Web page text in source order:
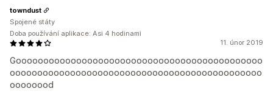
11. únor 2019
Gooooooooooooooooooooooooooooooooooooooooooooo
oooooooooooooooooooooooooooooooooooooooooooooo
oooooood
towndust
Spojené státy
Doba používání aplikace: Asi 4 hodinami